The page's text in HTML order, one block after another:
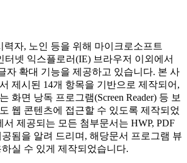
력자, 노인 등을 위해 마이크로소프트
터넷 익스플로러(IE) 브라우저 이외에서
자 확대 기능을 제공하고 있습니다. 본 사
제시된 14개 항목을 기반으로 제작되어,
화면 낭독 프로그램(Screen Reader) 등 보
웹 콘텐츠에 접근할 수 있도록 제작되었
서 제공되는 모든 첨부문서는 HWP, PDF
됨을 알려 드리며, 해당문서 프로그램 뷰
실 수 있게 제작되었습니다.